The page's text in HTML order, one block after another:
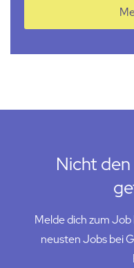
Nicht
Melde dich zum
neusten Jobs bei